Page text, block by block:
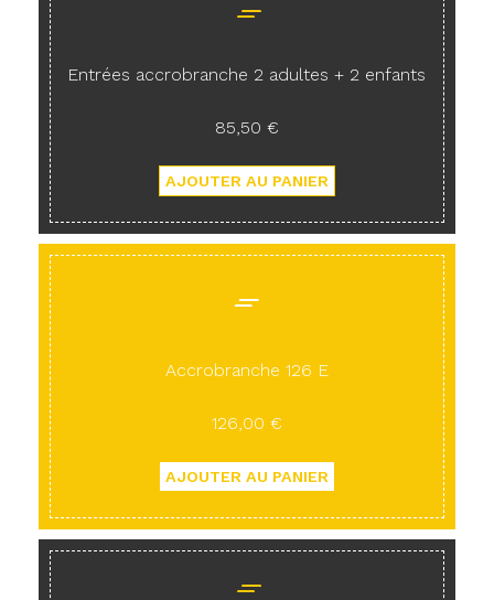
Entrées accrobranche 2 adultes + 2 enfants
85,50 €
Accrobranche 126 E
126,00 €